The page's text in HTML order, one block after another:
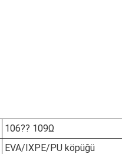
106?? 109Ω
EVA/IXPE/PU köpüğü